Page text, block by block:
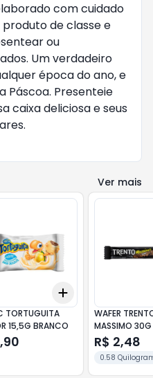
com cuidado
de classe e
ou
Um verdadeiro
época do ano, e
Páscoa. Presenteie
caixa deliciosa e seus
Ver mais
Add
TORTUGUITA
15,5G BRANCO
WAFER
MASSIMO 30G
R$ 2,48
0.58